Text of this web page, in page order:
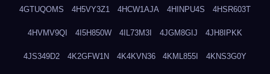
4GTUQOMS 4H5VY3Z1 4HCW1AJA 4HINPU4S 4HSR603T
4HVMV9QI 4I5H850W 4IL73M3I 4JGM8GIJ 4JH8IPKK
4JS349D2 4K2GFW1N 4K4KVN36 4KML855I 4KNS3G0Y